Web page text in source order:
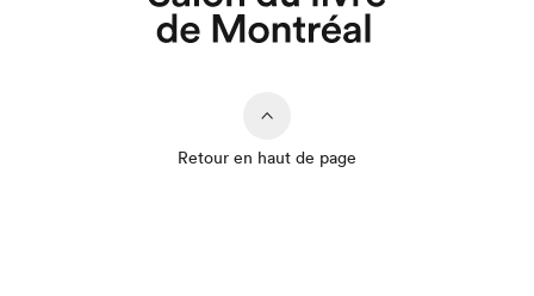
Retour en haut de page